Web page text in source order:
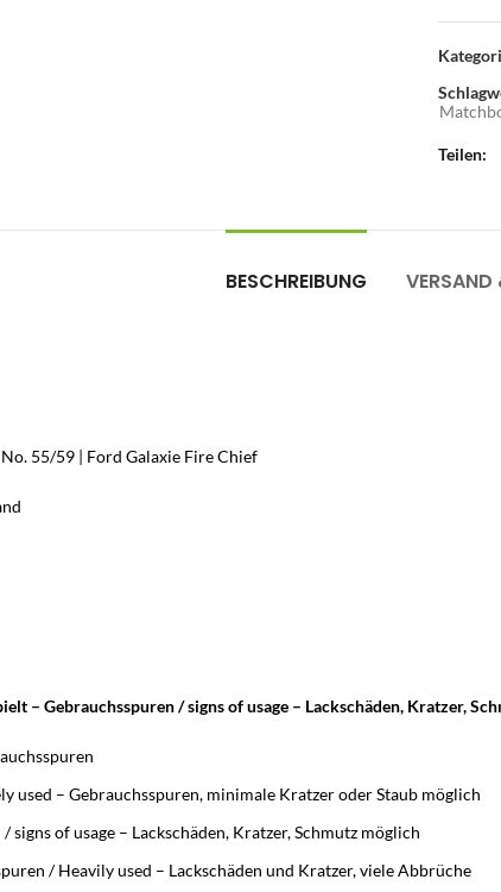
Teilen
BESCHREIBUNG VERSAND
55/59 | Ford Galaxie Fire Chief
– Gebrauchsspuren / signs of usage – Lackschäden, Kratzer,
used – Gebrauchsspuren, minimale Kratzer oder Staub möglich
of usage – Lackschäden, Kratzer, Schmutz möglich
/ Heavily used – Lackschäden und Kratzer, viele Abbrüche